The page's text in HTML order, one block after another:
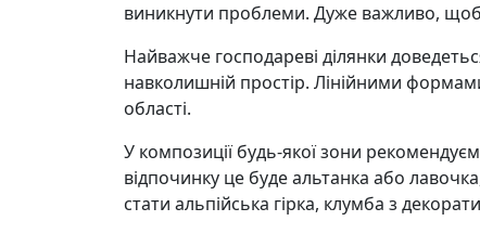
виникнути проблеми. Дуже важливо, щоб
Найважче господареві ділянки
навколишній простір. Лінійними
області.
У композиції будь-якої зони
відпочинку це буде альтанка або
стати альпійська гірка, клумба з